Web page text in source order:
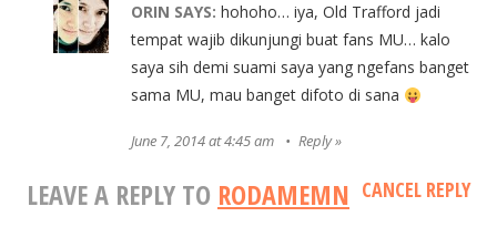
ORIN SAYS: hohoho… iya, Old Trafford jadi
tempat wajib dikunjungi buat fans MU… kalo
saya sih demi suami saya yang ngefans banget
sama MU, mau banget difoto di sana
June 7, 2014 at 4:45 am Reply
LEAVE A REPLY TO RODAMEMN CANCEL REPLY